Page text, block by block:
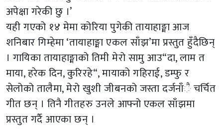
अपेक्षा गरेकी छु ।’
यही गएको १४ मेमा कोरिया पुगेकी तायाहाङ्मा आज
शनिबार गिम्हेमा ‘तायाहाङ्मा एकल साँझ’मा प्रस्तुत हुँदैछिन्
। गायिका तायाहाङ्माको तिमी मेरो सामु आउ“दा, लाम त
माया, हरेक दिन, कुरिरहे“, मायाको गहिराई, डम्फु र
सेलोको तालैमा, मेरो खुशी जीबनको जस्ता दर्जनाँै चर्चित
गीत छन् । तिनै गीतहरु उनले आफ्नो एकल साँझमा
प्रस्तुत गर्दै आएका छन् ।